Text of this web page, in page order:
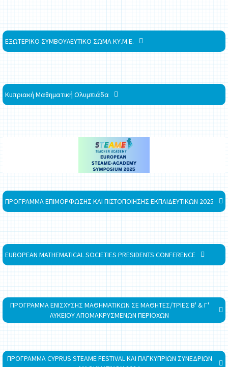
ΕΞΩΤΕΡΙΚΟ ΣΥΜΒΟΥΛΕΥΤΙΚΟ ΣΩΜΑ ΚΥ.Μ.Ε.
Κυπριακή Μαθηματική Ολυμπιάδα
ΠΡΟΓΡΑΜΜΑ ΕΠΙΜΟΡΦΩΣΗΣ ΚΑΙ ΠΙΣΤΟΠΟΙΗΣΗΣ ΕΚΠΑΙΔΕΥΤΙΚΩΝ 2025
EUROPEAN MATHEMATICAL SOCIETIES PRESIDENTS CONFERENCE
ΠΡΟΓΡΑΜΜΑ ΕΝΙΣΧΥΣΗΣ ΜΑΘΗΜΑΤΙΚΩΝ ΣΕ ΜΑΘΗΤΕΣ/ΤΡΙΕΣ Β' & Γ'
ΛΥΚΕΙΟΥ ΑΠΟΜΑΚΡΥΣΜΕΝΩΝ ΠΕΡΙΟΧΩΝ
ΠΡΟΓΡΑΜΜΑ CYPRUS STEAME FESTIVAL ΚΑΙ ΠΑΓΚΥΠΡΙΩΝ ΣΥΝΕΔΡΙΩΝ